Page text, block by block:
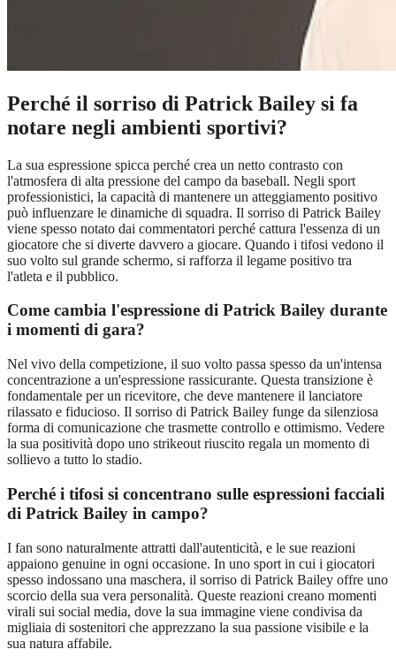
Perché il sorriso di Patrick Bailey si fa
notare negli ambienti sportivi?
La sua espressione spicca perché crea un netto contrasto con
l'atmosfera di alta pressione del campo da baseball. Negli sport
professionistici, la capacità di mantenere un atteggiamento positivo
può influenzare le dinamiche di squadra. Il sorriso di Patrick Bailey
viene spesso notato dai commentatori perché cattura l'essenza di un
giocatore che si diverte davvero a giocare. Quando i tifosi vedono il
suo volto sul grande schermo, si rafforza il legame positivo tra
l'atleta e il pubblico.
Come cambia l'espressione di Patrick Bailey durante
i momenti di gara?
Nel vivo della competizione, il suo volto passa spesso da un'intensa
concentrazione a un'espressione rassicurante. Questa transizione è
fondamentale per un ricevitore, che deve mantenere il lanciatore
rilassato e fiducioso. Il sorriso di Patrick Bailey funge da silenziosa
forma di comunicazione che trasmette controllo e ottimismo. Vedere
la sua positività dopo uno strikeout riuscito regala un momento di
sollievo a tutto lo stadio.
Perché i tifosi si concentrano sulle espressioni facciali
di Patrick Bailey in campo?
I fan sono naturalmente attratti dall'autenticità, e le sue reazioni
appaiono genuine in ogni occasione. In uno sport in cui i giocatori
spesso indossano una maschera, il sorriso di Patrick Bailey offre uno
scorcio della sua vera personalità. Queste reazioni creano momenti
virali sui social media, dove la sua immagine viene condivisa da
migliaia di sostenitori che apprezzano la sua passione visibile e la
sua natura affabile.